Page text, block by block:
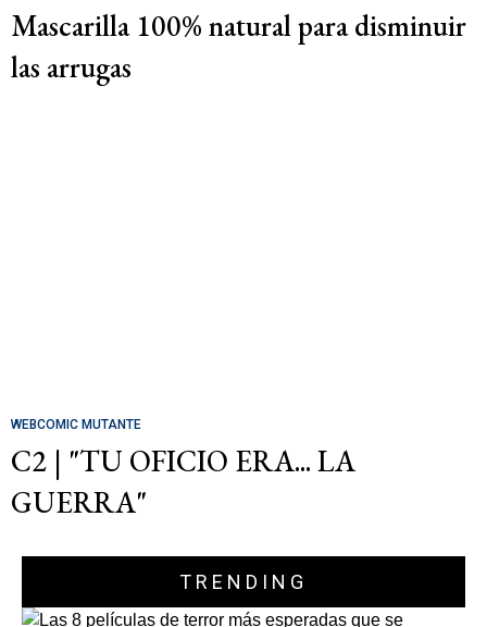
Mascarilla 100% natural para disminuir
las arrugas
WEBCOMIC MUTANTE
C2 | "TU OFICIO ERA... LA
GUERRA"
TRENDING